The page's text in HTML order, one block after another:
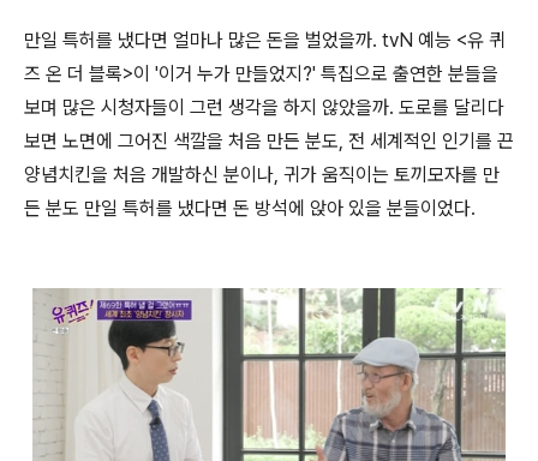
만일 특허를 냈다면 얼마나 많은 돈을 벌었을까. tvN 예능 <유 퀴
즈 온 더 블록>이 '이거 누가 만들었지?' 특집으로 출연한 분들을
보며 많은 시청자들이 그런 생각을 하지 않았을까. 도로를 달리다
보면 노면에 그어진 색깔을 처음 만든 분도, 전 세계적인 인기를 끈
양념치킨을 처음 개발하신 분이나, 귀가 움직이는 토끼모자를 만
든 분도 만일 특허를 냈다면 돈 방석에 앉아 있을 분들이었다.